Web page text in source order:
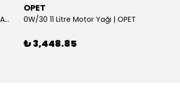
0W/30 10.5L Stop/Start Motor Yağı | CASTROL
OPET
0W/30 11 Litre Motor Yağı | OPET
₺ 3,448.85